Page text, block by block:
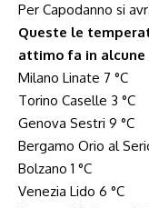
Per Capodanno si
Queste le
attimo fa in alcune
Milano Linate 7 °C
Torino Caselle 3 °C
Genova Sestri 9 °C
Bergamo Orio al
Bolzano 1 °C
Venezia Lido 6 °C